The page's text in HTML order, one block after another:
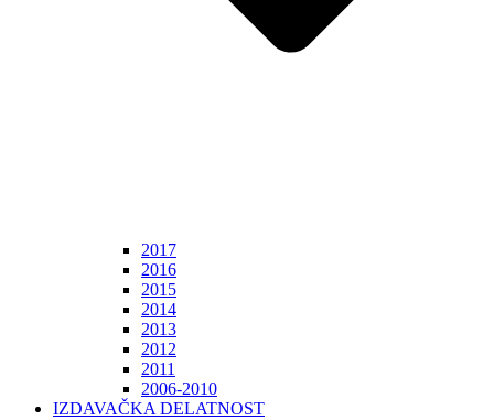
2017
2016
2015
2014
2013
2012
2011
2006-2010
IZDAVAČKA DELATNOST